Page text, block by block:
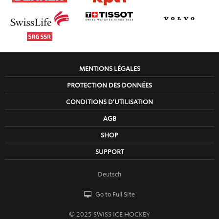
MENTIONS LÉGALES
PROTECTION DES DONNÉES
CONDITIONS D'UTILISATION
AGB
SHOP
SUPPORT
Deutsch
Go to Full Site
© 2025 SWISS ICE HOCKEY